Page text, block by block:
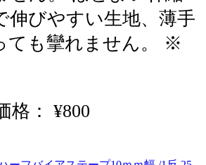
伸びやすい生地、薄手
ても攣れません。 ※
格： ¥800